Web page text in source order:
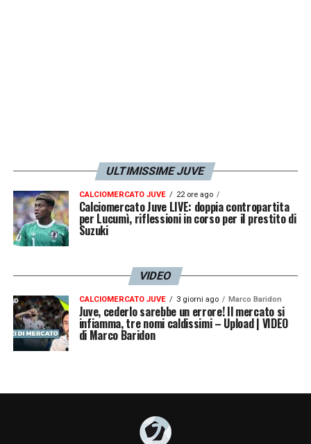
sono sicuramente forti».
KOLO MUANI – «Lui e Vlahovic sono forti
entrambi. Kolo mi è piaciuto tanto, non
volevo neanche toglierlo perché ci dava
tanto, mi è piaciuto tanto umanamente. Ha
capito che partita era oggi. Ha corso, lottato,
fatto gol, una rovesciata bellissima. Ha fatto
una partita completa che gli darà umore per
le prossime, ci bisogno di tutti».
disposizione, lavora bene. Mi dispiace
ULTIMISSIME JUVE
CALCIOMERCATO JUVE 22 ore ago
Calciomercato Juve LIVE: doppia contropartita
per Lucumì, riflessioni in corso per il prestito di
Suzuki
VIDEO
CALCIOMERCATO JUVE 3 giorni ago Marco Baridon
Juve, cederlo sarebbe un errore! Il mercato si
infiamma, tre nomi caldissimi – Upload | VIDEO
di Marco Baridon